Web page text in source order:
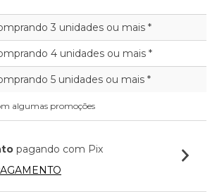
3 unidades ou mais *
4 unidades ou mais *
5 unidades ou mais *
algumas promoções
pagando com Pix